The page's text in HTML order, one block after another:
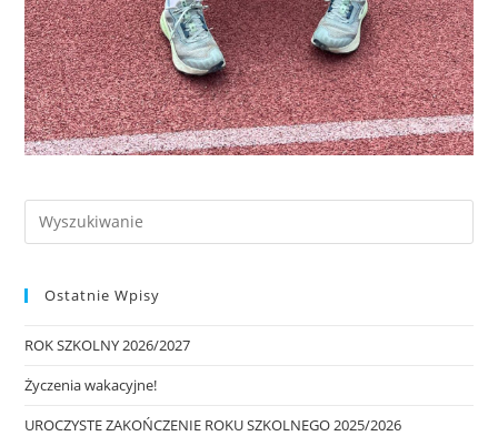
Ostatnie Wpisy
ROK SZKOLNY 2026/2027
Życzenia wakacyjne!
UROCZYSTE ZAKOŃCZENIE ROKU SZKOLNEGO 2025/2026